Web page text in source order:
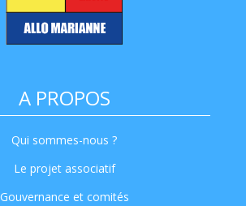
A PROPOS
Qui sommes-nous ?
Le projet associatif
Gouvernance et comités